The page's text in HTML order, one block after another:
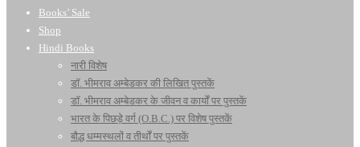
Books’ Sale
Shop
Hindi Books
नारी विशेष
डॉ. भीमराव अम्बेडकर की लिखित पुस्तकें
डॉ. भीमराव अम्बेडकर के जीवन व कार्यों पर पुस्तकें
भारत के पिछड़े वर्ग (O.B.C.) पर विशेष पुस्तकें
बौद्ध धम्मस्थलों व तीर्थों पर पुस्तकें